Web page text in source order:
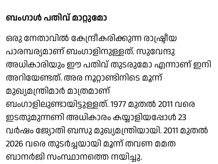
ബംഗാള്‍ പതിവ് മാറ്റുമോ
ഒരു നേതാവില്‍ കേന്ദ്രീകരിക്കുന്ന രാഷ്ട്രീയ
പാരമ്പര്യമാണ് ബംഗാളിനുള്ളത്. സുവേന്ദു
അധികാരിയും ഈ പതിവ് തുടരുമോ എന്നാണ് ഇനി
അറിയേണ്ടത്. അര നൂറ്റാണ്ടിനിടെ മൂന്ന്
മുഖ്യമന്ത്രിമാര്‍ മാത്രമാണ്
ബംഗാളിലുണ്ടായിട്ടുള്ളത്. 1977 മുതല്‍ 2011 വരെ
ഇടതുമുന്നണി അധികാരം കയ്യാളിയപ്പോള്‍ 23
വര്‍ഷം ജ്യോതി ബസു മുഖ്യമന്ത്രിയായി. 2011 മുതല്‍
2026 വരെ തുടര്‍ച്ചയായി മൂന്ന് തവണ മമത
ബാനര്‍ജി സംസ്ഥാനത്തെ നയിച്ചു.